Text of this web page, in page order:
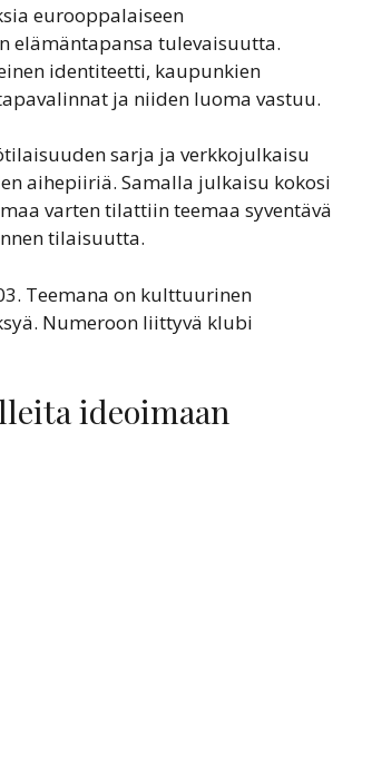
eurooppalaiseen
elämäntapansa tulevaisuutta.
identiteetti, kaupunkien
ja niiden luoma vastuu.
sarja ja verkkojulkaisu
aihepiiriä. Samalla julkaisu kokosi
varten tilattiin teemaa syventävä
tilaisuutta.
Teemana on kulttuurinen
Numeroon liittyvä klubi
ideoimaan